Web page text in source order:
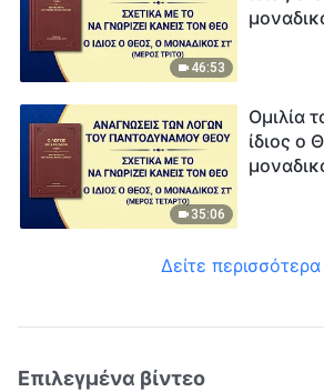
46:53
35:06
Ομιλία
ίδιος ο
Δείτε περισσότερα
Επιλεγμένα βίντεο